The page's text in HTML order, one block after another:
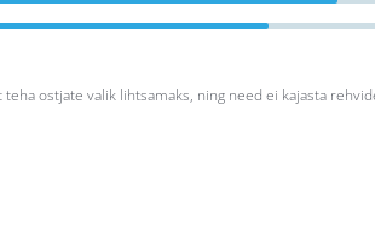
ostjate valik lihtsamaks, ning need ei kajasta